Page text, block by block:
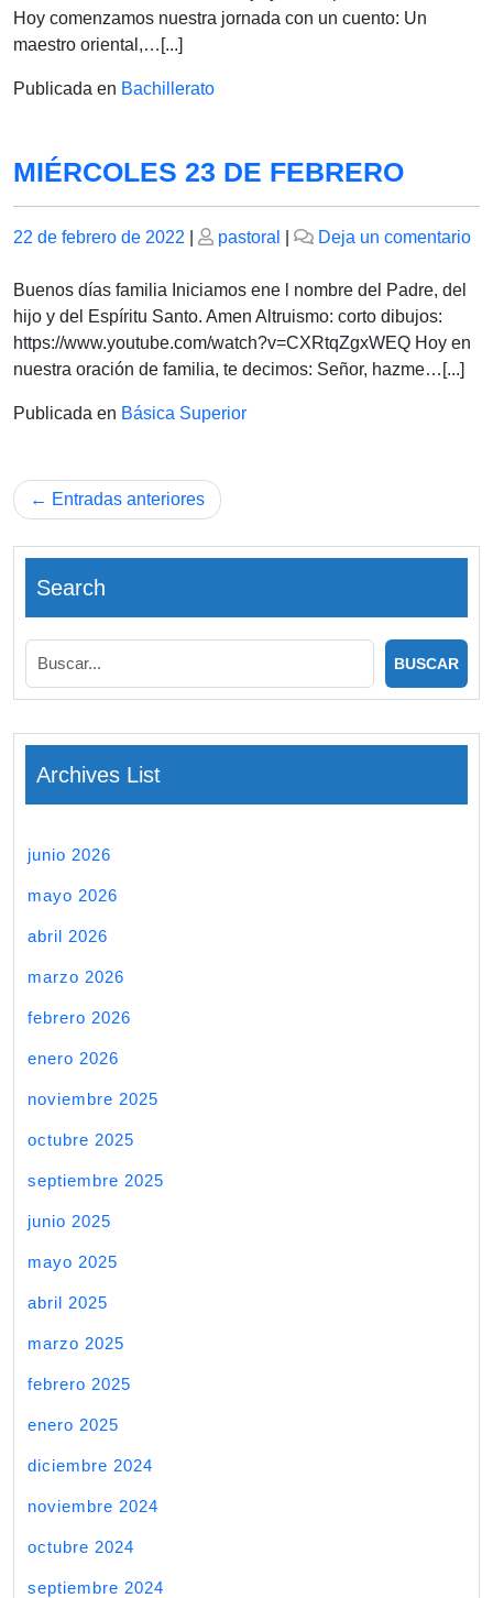
Hoy comenzamos nuestra jornada con un cuento: Un
maestro oriental,…[...]
Publicada en Bachillerato
MIÉRCOLES 23 DE FEBRERO
Publicado
22 de febrero de 2022
Publicado
pastoral Deja un comentarioen
Buenos días familia Iniciamos ene l nombre del Padre, del
hijo y del Espíritu Santo. Amen Altruismo: corto dibujos:
https://www.youtube.com/watch?v=CXRtqZgxWEQ Hoy en
nuestra oración de familia, te decimos: Señor, hazme…[...]
Publicada en Básica Superior
Navegación
de
entradas
Entradas anteriores
Search
Archives List
junio 2026
mayo 2026
abril 2026
marzo 2026
febrero 2026
enero 2026
noviembre 2025
octubre 2025
septiembre 2025
junio 2025
mayo 2025
abril 2025
marzo 2025
febrero 2025
enero 2025
diciembre 2024
noviembre 2024
octubre 2024
septiembre 2024